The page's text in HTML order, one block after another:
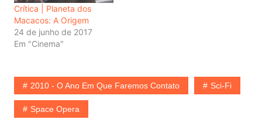
Crítica | Planeta dos
Macacos: A Origem
24 de junho de 2017
Em "Cinema"
2010 - O Ano Em Que Faremos Contato Sci-Fi
Space Opera